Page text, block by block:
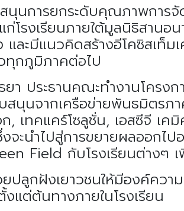
for: Search
นุนการยกระดับคุณภาพการ
ก่โรงเรียนภายใต้มูลนิธิสาน
ละมีแนวคิดสร้างอีโคซิสเท็ม
ทุกภูมิภาคต่อไป
ประธานคณะทำงานโครงก
นุนจากเครือข่ายพันธมิตรภา
เทคแคร์โซลูชั่น, เอสซีจี เค
ะนำไปสู่การขยายผลออกไ
Field กับโรงเรียนต่างๆ
ลูกฝังเยาวชนให้มีองค์ควา
แต่ต้นทางภายในโรงเรียน